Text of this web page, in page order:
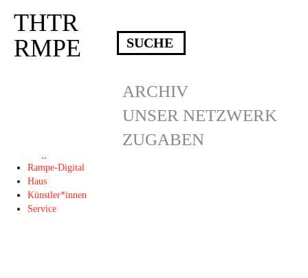
Deprecated : Die Funktion post_permalink ist seit Version 4.4.0 veraltet!
Verwende stattdessen get_permalink(). in
/homepages/10/d43051023/htdocs/wordpress/wp-includes/functions.php
Rampe-Digital
Haus
Künstler*innen
Service
THTR
RMPE
ARCHIV
UNSER NETZWERK
ZUGABEN